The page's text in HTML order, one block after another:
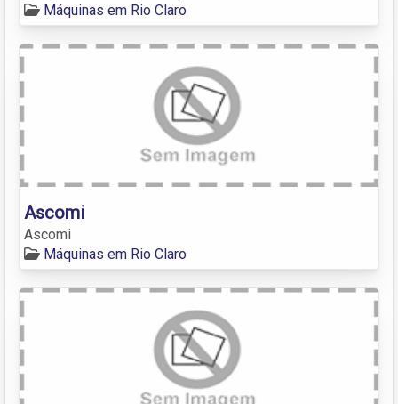
Máquinas em Rio Claro
Ascomi
Ascomi
Máquinas em Rio Claro